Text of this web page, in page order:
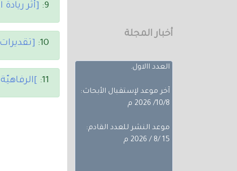
أخبار المجلة
مختلفة، تجده عبر أعداد
العدد االاول.
آخر موعد لإستقبال الأبحاث:
9: [أثر
10:
11: